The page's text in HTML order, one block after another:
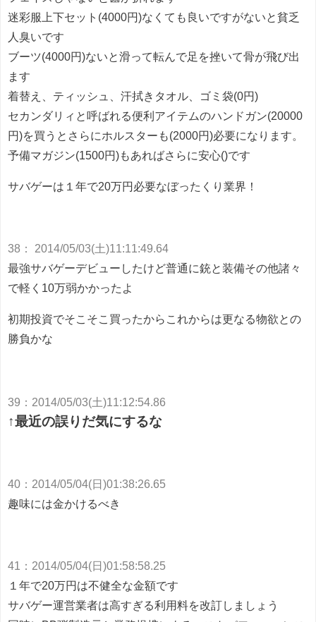
迷彩服上下セット(4000円)なくても良いですがないと貧乏
人臭いです
ブーツ(4000円)ないと滑って転んで足を挫いて骨が飛び出
ます
着替え、ティッシュ、汗拭きタオル、ゴミ袋(0円)
セカンダリィと呼ばれる便利アイテムのハンドガン(20000
円)を買うとさらにホルスターも(2000円)必要になります。
予備マガジン(1500円)もあればさらに安心()です
サバゲーは１年で20万円必要なぼったくり業界！
38 ： 2014/05/03(土)11:11:49.64
最強サバゲーデビューしたけど普通に銃と装備その他諸々
で軽く10万弱かかったよ
初期投資でそこそこ買ったからこれからは更なる物欲との
勝負かな
39 ： 2014/05/03(土)11:12:54.86
↑最近の誤りだ気にするな
40 ： 2014/05/04(日)01:38:26.65
趣味には金かけるべき
41 ： 2014/05/04(日)01:58:58.25
１年で20万円は不健全な金額です
サバゲー運営業者は高すぎる利用料を改訂しましょう